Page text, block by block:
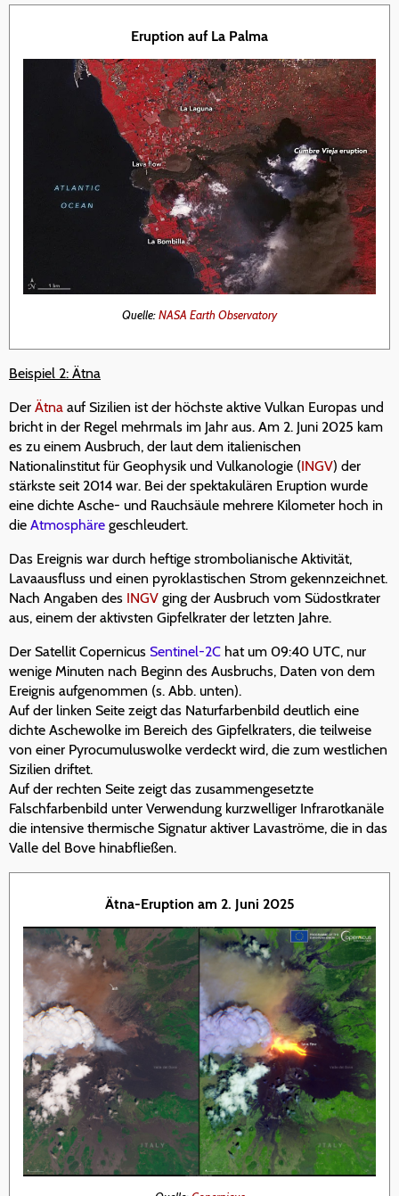
Eruption auf La Palma
Quelle:NASA Earth Observatory
Beispiel 2: Ätna
Der Ätna auf Sizilien ist der höchste aktive Vulkan Europas und
bricht in der Regel mehrmals im Jahr aus. Am 2. Juni 2025 kam
es zu einem Ausbruch, der laut dem italienischen
Nationalinstitut für Geophysik und Vulkanologie (INGV) der
stärkste seit 2014 war. Bei der spektakulären Eruption wurde
eine dichte Asche- und Rauchsäule mehrere Kilometer hoch in
die Atmosphäre geschleudert.
Das Ereignis war durch heftige strombolianische Aktivität,
Lavaausfluss und einen pyroklastischen Strom gekennzeichnet.
Nach Angaben des INGV ging der Ausbruch vom Südostkrater
aus, einem der aktivsten Gipfelkrater der letzten Jahre.
Der Satellit Copernicus Sentinel-2C hat um 09:40 UTC, nur
wenige Minuten nach Beginn des Ausbruchs, Daten von dem
Ereignis aufgenommen (s. Abb. unten).
Auf der linken Seite zeigt das Naturfarbenbild deutlich eine
dichte Aschewolke im Bereich des Gipfelkraters, die teilweise
von einer Pyrocumuluswolke verdeckt wird, die zum westlichen
Sizilien driftet.
Auf der rechten Seite zeigt das zusammengesetzte
Falschfarbenbild unter Verwendung kurzwelliger Infrarotkanäle
die intensive thermische Signatur aktiver Lavaströme, die in das
Valle del Bove hinabfließen.
Ätna-Eruption am 2. Juni 2025